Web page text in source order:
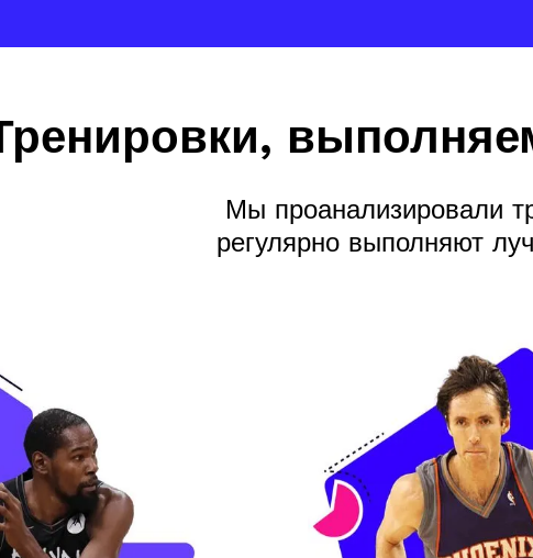
Мы проанализировали
регулярно выполняют